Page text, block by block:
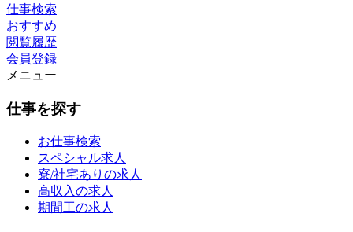
仕事検索
おすすめ
閲覧履歴
会員登録
メニュー
仕事を探す
お仕事検索
スペシャル求人
寮/社宅ありの求人
高収入の求人
期間工の求人